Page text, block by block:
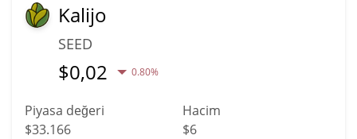
Kalijo
SEED
$0,02 0.80%
Piyasa değeri
$33.166
Hacim
$6